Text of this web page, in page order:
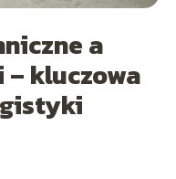
a
kluczowa